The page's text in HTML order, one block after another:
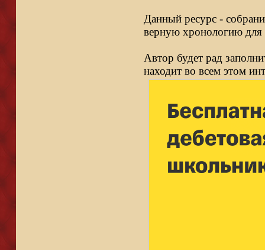
Данный ресурс -
верную хронологию для
Автор будет рад
находит во всем этом